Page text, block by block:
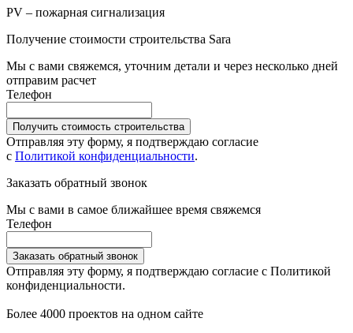
PV – пожарная сигнализация
Получение стоимости строительства Sara
Мы с вами свяжемся, уточним детали и через несколько дней
отправим расчет
Телефон
Получить стоимость строительства
Отправляя эту форму, я подтверждаю согласие
с Политикой конфиденциальности.
Заказать обратный звонок
Мы с вами в самое ближайшее время свяжемся
Телефон
Заказать обратный звонок
Отправляя эту форму, я подтверждаю согласие с Политикой
конфиденциальности.
Более 4000 проектов на одном сайте